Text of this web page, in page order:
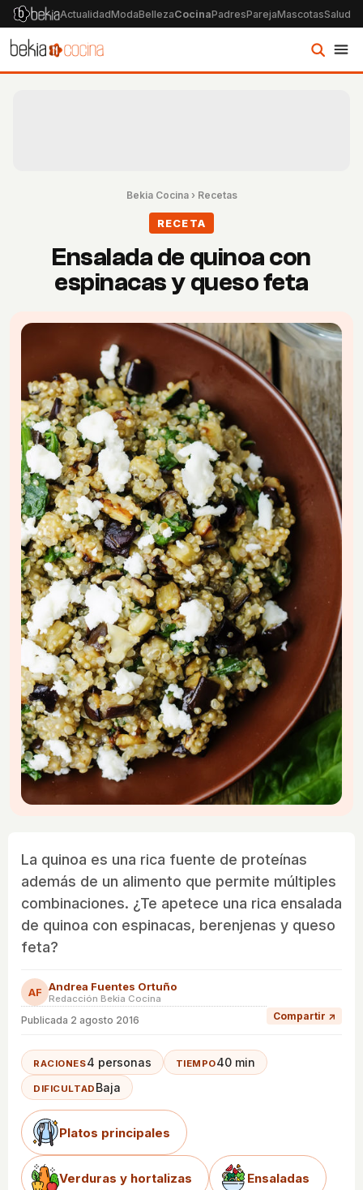
ActualidadModaBellezaCocinaPadresParejaMascotasSalud
Bekia Cocina› Recetas
RECETA
Ensalada de quinoa con
espinacas y queso feta
La quinoa es una rica fuente de proteínas
además de un alimento que permite múltiples
combinaciones. ¿Te apetece una rica ensalada
de quinoa con espinacas, berenjenas y queso
feta?
AF Andrea Fuentes Ortuño
Redacción Bekia Cocina
Publicada 2 agosto 2016 Compartir ↗
RACIONES4 personas TIEMPO40 min
DIFICULTAD Baja
Platos principales
Verduras y hortalizas Ensaladas